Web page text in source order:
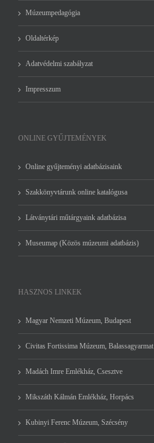
Múzeumpedagógia
Oldaltérkép
Adatvédelmi szabályzat
Impresszum
ONLINE GYŰJTEMÉNYEK
Online gyűjteményi adatbázisaink
Szakkönyvtárunk online katalógusa
Látványtári műtárgyaink adatbázisa
Museumap (Közös múzeumi adatbázis)
HASZNOS LINKEK
Magyar Nemzeti Múzeum, Budapest
Civitas Fortissima Múzeum, Balassagyarmat
Madách Imre Emlékház, Csesztve
Mikszáth Kálmán Emlékház, Horpács
Kubinyi Ferenc Múzeum, Szécsény